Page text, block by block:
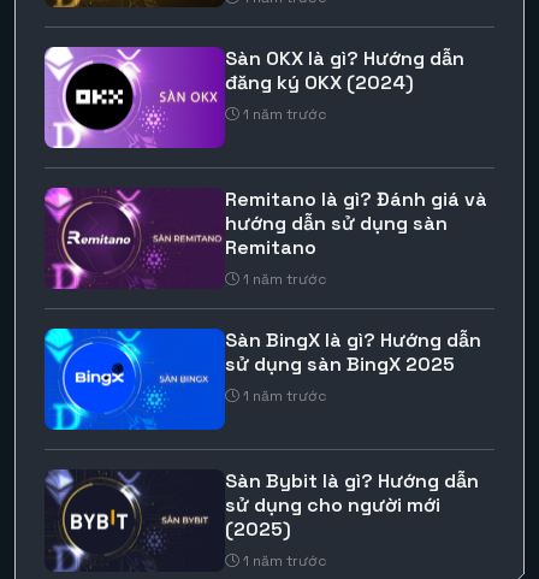
Sàn OKX là gì? Hướng dẫn
đăng ký OKX (2024)
1 năm trước
Remitano là gì? Đánh giá và
hướng dẫn sử dụng sàn
Remitano
1 năm trước
Sàn BingX là gì? Hướng dẫn
sử dụng sàn BingX 2025
1 năm trước
Sàn Bybit là gì? Hướng dẫn
sử dụng cho người mới
(2025)
1 năm trước